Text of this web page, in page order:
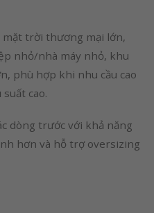
trời thương mại lớn,
nhỏ/nhà máy nhỏ, khu
phù hợp khi nhu cầu cao
cao.
dòng trước với khả năng
hơn và hỗ trợ oversizing